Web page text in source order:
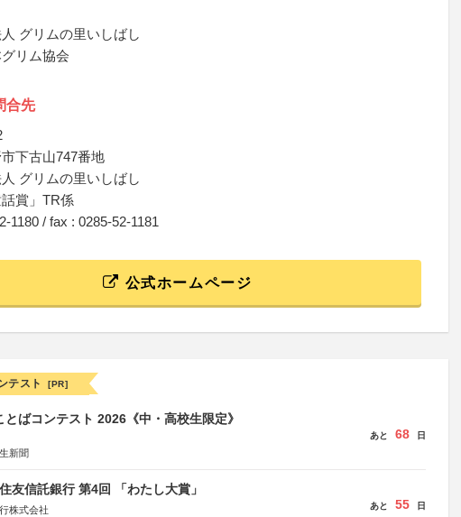
グリムの里いしばし
リム協会
合先
下古山747番地
グリムの里いしばし
話賞」TR係
1180 / fax : 0285-52-1181
公式ホームページ
テスト [PR]
とばコンテスト 2026《中・高校生限定》
新聞
あと 68 日
友信託銀行 第4回 「わたし大賞」
株式会社
あと 55 日